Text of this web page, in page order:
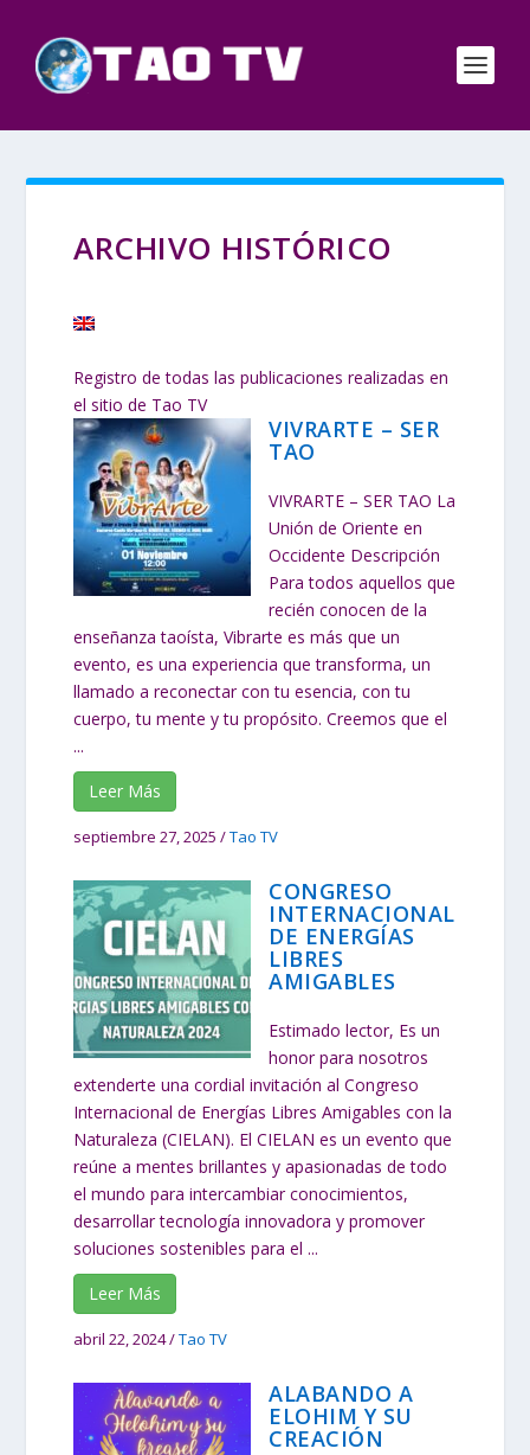
ARCHIVO HISTÓRICO
Registro de todas las publicaciones realizadas en
el sitio de Tao TV
VIVRARTE – SER
TAO
VIVRARTE – SER TAO La
Unión de Oriente en
Occidente Descripción
Para todos aquellos que
recién conocen de la
enseñanza taoísta, Vibrarte es más que un
evento, es una experiencia que transforma, un
llamado a reconectar con tu esencia, con tu
cuerpo, tu mente y tu propósito. Creemos que el
...
Leer Más
septiembre 27, 2025 /Tao TV
CONGRESO
INTERNACIONAL
DE ENERGÍAS
LIBRES
AMIGABLES
Estimado lector, Es un
honor para nosotros
extenderte una cordial invitación al Congreso
Internacional de Energías Libres Amigables con la
Naturaleza (CIELAN). El CIELAN es un evento que
reúne a mentes brillantes y apasionadas de todo
el mundo para intercambiar conocimientos,
desarrollar tecnología innovadora y promover
soluciones sostenibles para el ...
Leer Más
abril 22, 2024/Tao TV
ALABANDO A
ELOHIM Y SU
CREACIÓN